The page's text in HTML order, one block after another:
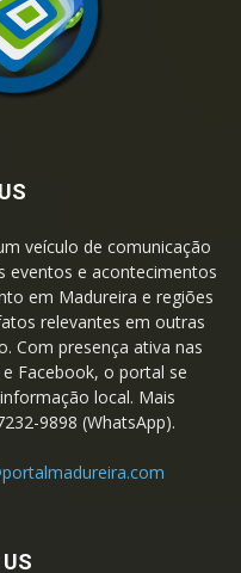
veículo de comunicação
eventos e acontecimentos
em Madureira e regiões
relevantes em outras
Com presença ativa nas
Facebook, o portal se
local. Mais
9898 (WhatsApp).